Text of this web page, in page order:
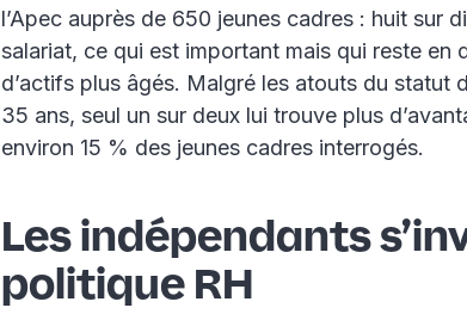
l’Apec auprès de 650 jeunes cadres : huit sur
salariat, ce qui est important mais qui reste en
d’actifs plus âgés. Malgré les atouts du statut
35 ans, seul un sur deux lui trouve plus
environ 15 % des jeunes cadres interrogés.
Les indépendants
politique RH